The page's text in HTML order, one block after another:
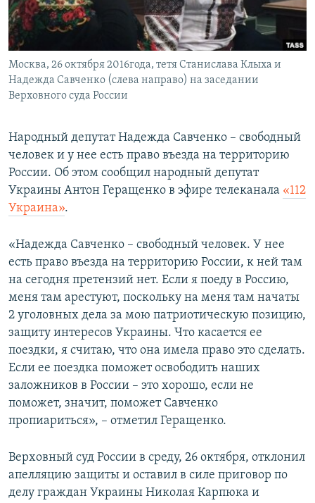
КРЫМ.НЕПОКОРЕННЫЙ
УКРАИНСКАЯ ПРОБЛЕМА КРЫМА
Все сайты RFE/RL
Москва, 26 октября 2016года, тетя Станислава Клыха и
Надежда Савченко (слева направо) на заседании
Верховного суда России
Народный депутат Надежда Савченко – свободный
человек и у нее есть право въезда на территорию
России. Об этом сообщил народный депутат
Украины Антон Геращенко в эфире телеканала «112
Украина».
«Надежда Савченко – свободный человек. У нее
есть право въезда на территорию России, к ней там
на сегодня претензий нет. Если я поеду в Россию,
меня там арестуют, поскольку на меня там начаты
2 уголовных дела за мою патриотическую позицию,
защиту интересов Украины. Что касается ее
поездки, я считаю, что она имела право это сделать.
Если ее поездка поможет освободить наших
заложников в России – это хорошо, если не
поможет, значит, поможет Савченко
пропиариться», – отметил Геращенко.
Верховный суд России в среду, 26 октября, отклонил
апелляцию защиты и оставил в силе приговор по
делу граждан Украины Николая Карпюка и